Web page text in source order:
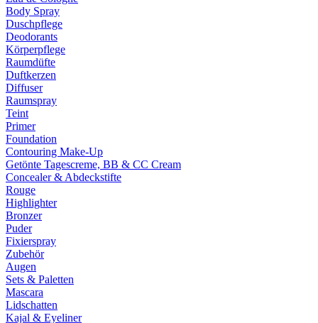
Body Spray
Duschpflege
Deodorants
Körperpflege
Raumdüfte
Duftkerzen
Diffuser
Raumspray
Teint
Primer
Foundation
Contouring Make-Up
Getönte Tagescreme, BB & CC Cream
Concealer & Abdeckstifte
Rouge
Highlighter
Bronzer
Puder
Fixierspray
Zubehör
Augen
Sets & Paletten
Mascara
Lidschatten
Kajal & Eyeliner